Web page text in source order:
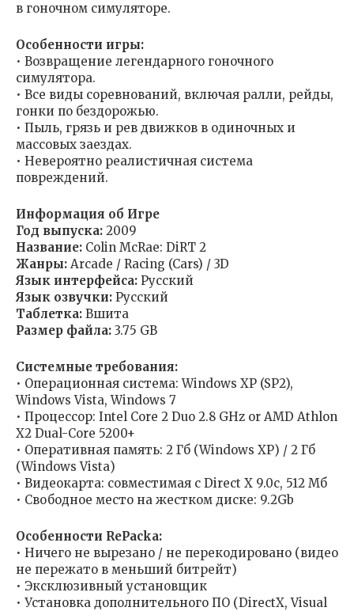
в гоночном симуляторе.
Особенности игры:
• Возвращение легендарного гоночного
симулятора.
• Все виды соревнований, включая ралли, рейды,
гонки по бездорожью.
• Пыль, грязь и рев движков в одиночных и
массовых заездах.
• Невероятно реалистичная система
повреждений.
Информация об Игре
Год выпуска: 2009
Название: Colin McRae: DiRT 2
Жанры: Arcade / Racing (Cars) / 3D
Язык интерфейса: Русский
Язык озвучки: Русский
Таблетка: Вшита
Размер файла: 3.75 GB
Cистемные требования:
• Операционная система: Windows XP (SP2),
Windows Vista, Windows 7
• Процессор: Intel Core 2 Duo 2.8 GHz or AMD Athlon
X2 Dual-Core 5200+
• Оперативная память: 2 Гб (Windows XP) / 2 Гб
(Windows Vista)
• Видеокарта: совместимая с Direct X 9.0c, 512 Мб
• Свободное место на жестком диске: 9.2Gb
Особенности RePacka:
• Ничего не вырезано / не перекодировано (видео
не пережато в меньший битрейт)
• Эксклюзивный установщик
• Установка дополнительного ПО (DirectX, Visual